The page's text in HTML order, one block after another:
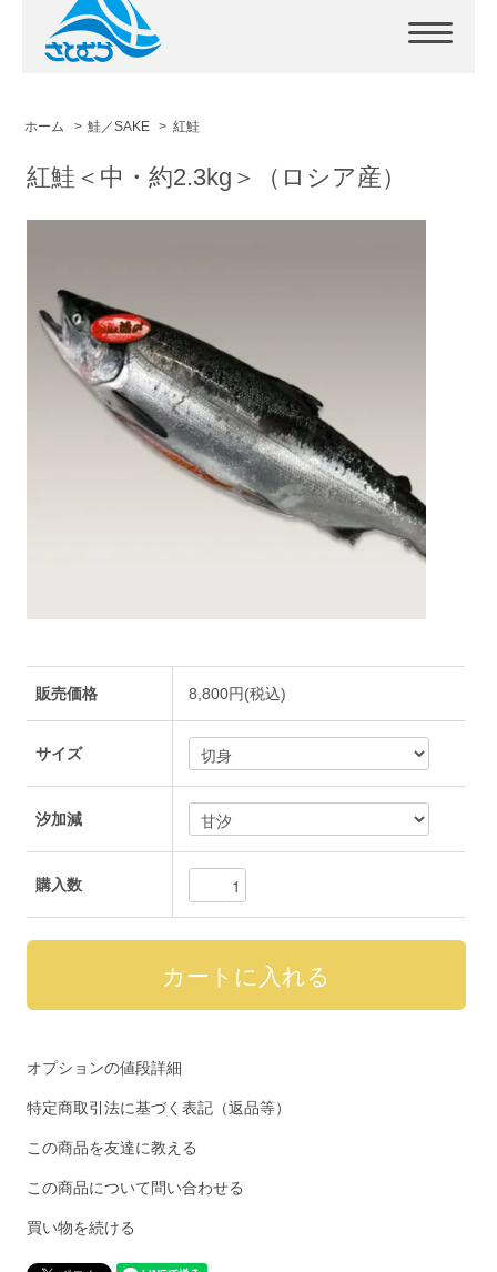
ホーム > 鮭／SAKE > 紅鮭
紅鮭＜中・約2.3kg＞（ロシア産）
販売価格 8,800円(税込)
サイズ
汐加減
購入数
オプションの値段詳細
特定商取引法に基づく表記（返品等）
この商品を友達に教える
この商品について問い合わせる
買い物を続ける